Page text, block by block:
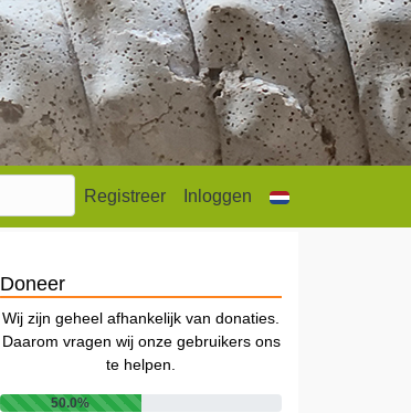
Registreer Inloggen
Doneer
Wij zijn geheel afhankelijk van donaties.
Daarom vragen wij onze gebruikers ons
te helpen.
50.0%